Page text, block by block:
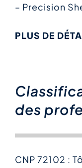
– Precision
PLUS DE
des
CNP 72102 :